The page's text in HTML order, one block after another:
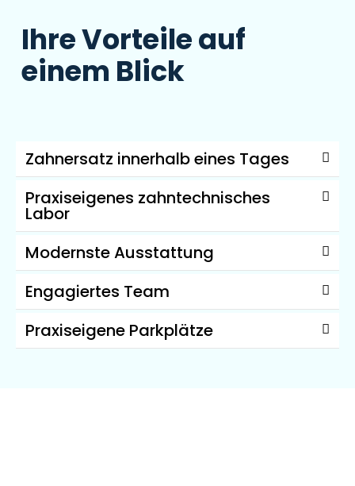
Ihre Vorteile auf
einem Blick
Zahnersatz innerhalb eines Tages
Praxiseigenes zahntechnisches
Labor
Modernste Ausstattung
Engagiertes Team
Praxiseigene Parkplätze